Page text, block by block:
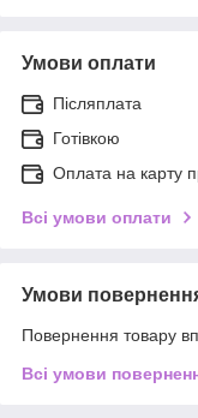
Умови оплати
Післяплата
Готівкою
Оплата на карту
Всі умови оплати
Умови
Повернення товару
Всі умови